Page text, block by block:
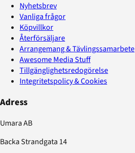
Nyhetsbrev
Vanliga frågor
Köpvillkor
Återförsäljare
Arrangemang & Tävlingssamarbete
Awesome Media Stuff
Tillgänglighetsredogörelse
Integritetspolicy & Cookies
Adress
Umara AB
Backa Strandgata 14